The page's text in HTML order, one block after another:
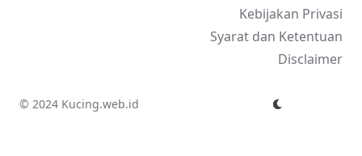
Kebijakan Privasi
Syarat dan Ketentuan
Disclaimer
© 2024 Kucing.web.id